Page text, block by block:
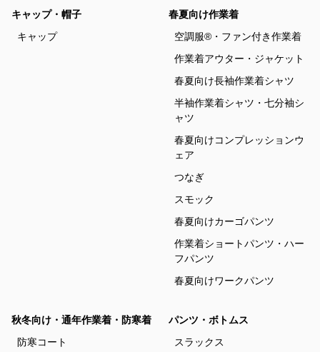
キャップ・帽子
キャップ
春夏向け作業着
空調服®・ファン付き作業着
作業着アウター・ジャケット
春夏向け長袖作業着シャツ
半袖作業着シャツ・七分袖シ
ャツ
春夏向けコンプレッションウ
ェア
つなぎ
スモック
春夏向けカーゴパンツ
作業着ショートパンツ・ハー
フパンツ
春夏向けワークパンツ
秋冬向け・通年作業着・防寒着
防寒コート
パンツ・ボトムス
スラックス